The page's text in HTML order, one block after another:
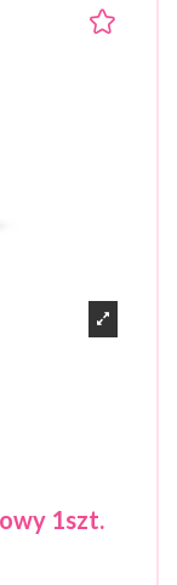
1szt.